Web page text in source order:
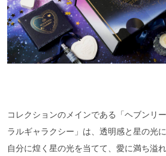
コレクションのメインである「ヘブンリ
ラルギャラクシー」は、透明感と星の光
自分に煌く星の光を当てて、愛に満ち溢